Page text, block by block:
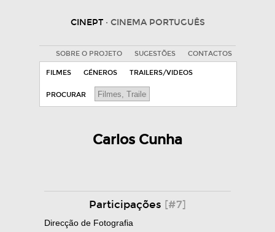
CINEPT · CINEMA PORTUGUÊS
SOBRE O PROJETO SUGESTÕES CONTACTOS
FILMES GÉNEROS TRAILERS/VIDEOS
PROCURAR
Carlos Cunha
Participações [#7]
Direcção de Fotografia